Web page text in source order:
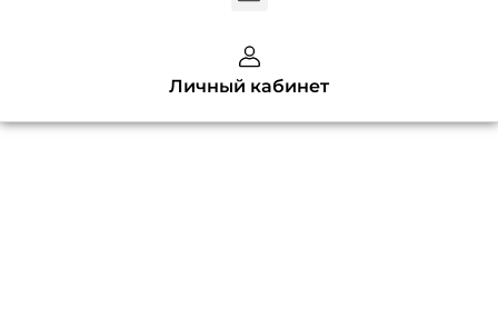
from the Noun Project
Личный кабинет